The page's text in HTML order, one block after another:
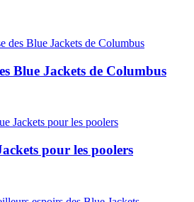
Blue Jackets de Columbus
pour les poolers